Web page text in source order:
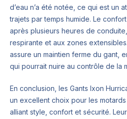
d’eau n’a été notée, ce qui est un
trajets par temps humide. Le
après plusieurs heures de
respirante et aux zones
assure un maintien ferme du gant,
qui pourrait nuire au contrôle de la
En conclusion, les Gants Ixon
un excellent choix pour les
alliant style, confort et sécurité.